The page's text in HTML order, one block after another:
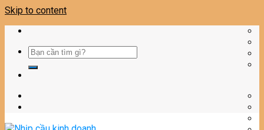
Skip to content